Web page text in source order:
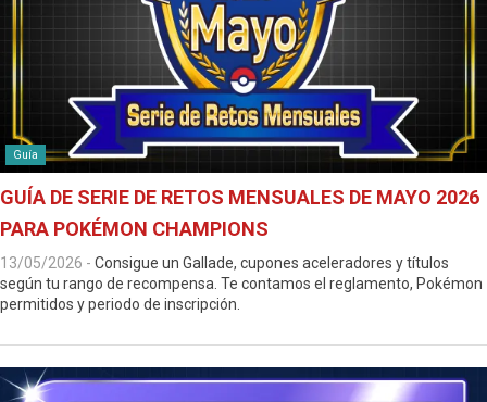
Guía
GUÍA DE SERIE DE RETOS MENSUALES DE MAYO 2026
PARA POKÉMON CHAMPIONS
13/05/2026 - Consigue un Gallade, cupones aceleradores y títulos
según tu rango de recompensa. Te contamos el reglamento, Pokémon
permitidos y periodo de inscripción.